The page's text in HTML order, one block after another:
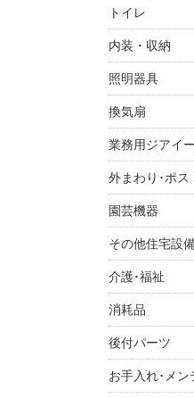
トイレ
内装・収納
照明器具
換気扇
業務用ジアイ
外まわり･ポス
園芸機器
その他住宅設
介護･福祉
消耗品
後付パーツ
お手入れ･メン